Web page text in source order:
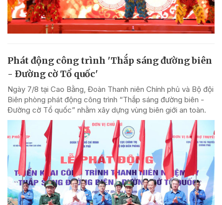
Phát động công trình 'Thắp sáng đường biên
- Đường cờ Tổ quốc'
Ngày 7/8 tại Cao Bằng, Đoàn Thanh niên Chính phủ và Bộ đội
Biên phòng phát động công trình “Thắp sáng đường biên -
Đường cờ Tổ quốc” nhằm xây dựng vùng biên giới an toàn.